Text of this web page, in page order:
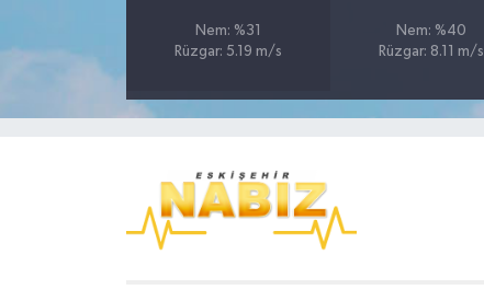
Nem: %31
Rüzgar: 5.19 m/s
Nem: %40
Rüzgar: 8.11 m/s